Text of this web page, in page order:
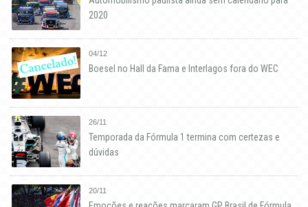
2020
04/12
Boesel no Hall da Fama e Interlagos fora do WEC
26/11
Temporada da Fórmula 1 termina com certezas e
dúvidas
20/11